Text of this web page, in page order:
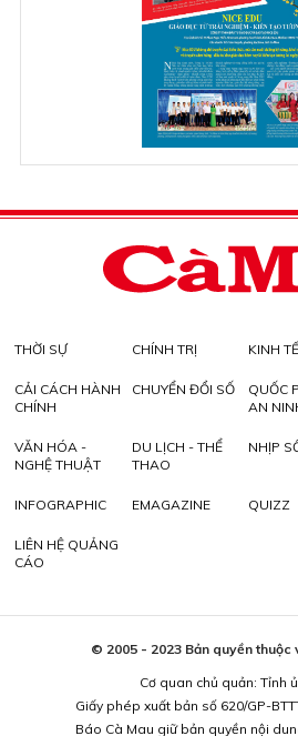
THỜI SỰ CHÍNH TRỊ KINH TẾ
CẢI CÁCH HÀNH
CHÍNH
CHUYỂN ĐỔI SỐ
QUỐC
AN
VĂN HÓA -
NGHỆ THUẬT
DU LỊCH - THỂ
THAO
NHỊP
INFOGRAPHIC EMAGAZINE QUIZZ
LIÊN HỆ QUẢNG
CÁO
© 2005 - 2023 Bản quyền thuộc
Cơ quan chủ quản: Tỉnh
Giấy phép xuất bản số 620/GP-
Báo Cà Mau giữ bản quyền nội